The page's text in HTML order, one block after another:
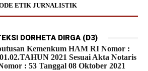
ETIK JURNALISTIK
DORHETA DIRGA (D3)
Kemenkum HAM RI Nomor :
2021 Sesuai Akta Notaris
: 53 Tanggal 08 Oktober 2021